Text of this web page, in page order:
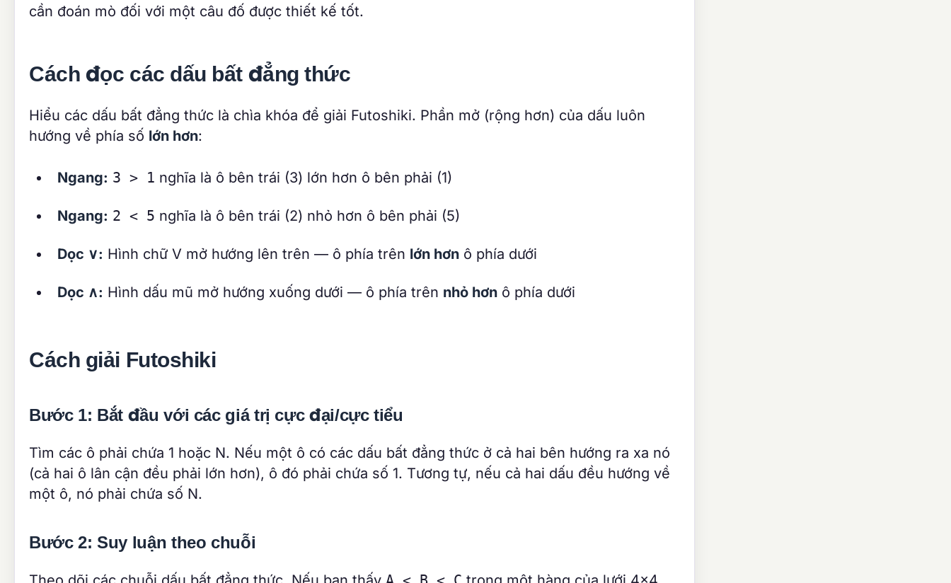
cần đoán mò đối với một câu đố được thiết kế tốt.
Cách đọc các dấu bất đẳng thức
Hiểu các dấu bất đẳng thức là chìa khóa để giải Futoshiki. Phần mở (rộng hơn) của dấu luôn
hướng về phía số lớn hơn:
Ngang: 3 > 1 nghĩa là ô bên trái (3) lớn hơn ô bên phải (1)
Ngang: 2 < 5 nghĩa là ô bên trái (2) nhỏ hơn ô bên phải (5)
Dọc ∨: Hình chữ V mở hướng lên trên — ô phía trên lớn hơn ô phía dưới
Dọc ∧: Hình dấu mũ mở hướng xuống dưới — ô phía trên nhỏ hơn ô phía dưới
Cách giải Futoshiki
Bước 1: Bắt đầu với các giá trị cực đại/cực tiểu
Tìm các ô phải chứa 1 hoặc N. Nếu một ô có các dấu bất đẳng thức ở cả hai bên hướng ra xa nó
(cả hai ô lân cận đều phải lớn hơn), ô đó phải chứa số 1. Tương tự, nếu cả hai dấu đều hướng về
một ô, nó phải chứa số N.
Bước 2: Suy luận theo chuỗi